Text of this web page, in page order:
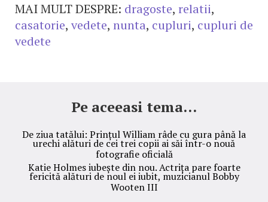
MAI MULT DESPRE: dragoste, relatii,
casatorie, vedete, nunta, cupluri, cupluri de
vedete
Pe aceeasi tema...
De ziua tatălui: Prințul William râde cu gura până la
urechi alături de cei trei copii ai săi într-o nouă
fotografie oficială
Katie Holmes iubește din nou. Actrița pare foarte
fericită alături de noul ei iubit, muzicianul Bobby
Wooten III